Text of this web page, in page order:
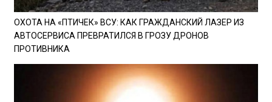
ОХОТА НА «ПТИЧЕК» ВСУ: КАК ГРАЖДАНСКИЙ ЛАЗЕР ИЗ
АВТОСЕРВИСА ПРЕВРАТИЛСЯ В ГРОЗУ ДРОНОВ
ПРОТИВНИКА